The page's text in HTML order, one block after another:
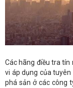
Các hãng điều tra
vi áp dụng của
phá sản ở các công